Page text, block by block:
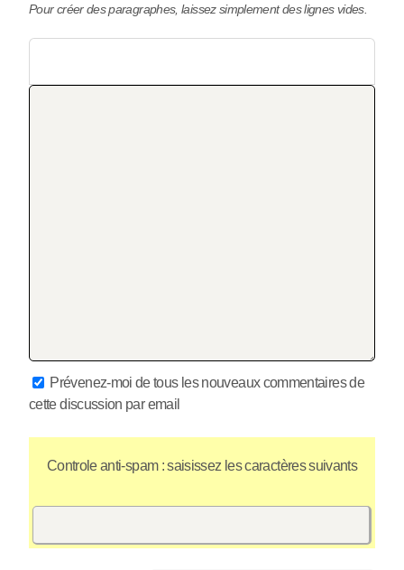
Pour créer des paragraphes, laissez simplement des lignes vides.
Prévenez-moi de tous les nouveaux commentaires de
cette discussion par email
Controle anti-spam : saisissez les caractères suivants